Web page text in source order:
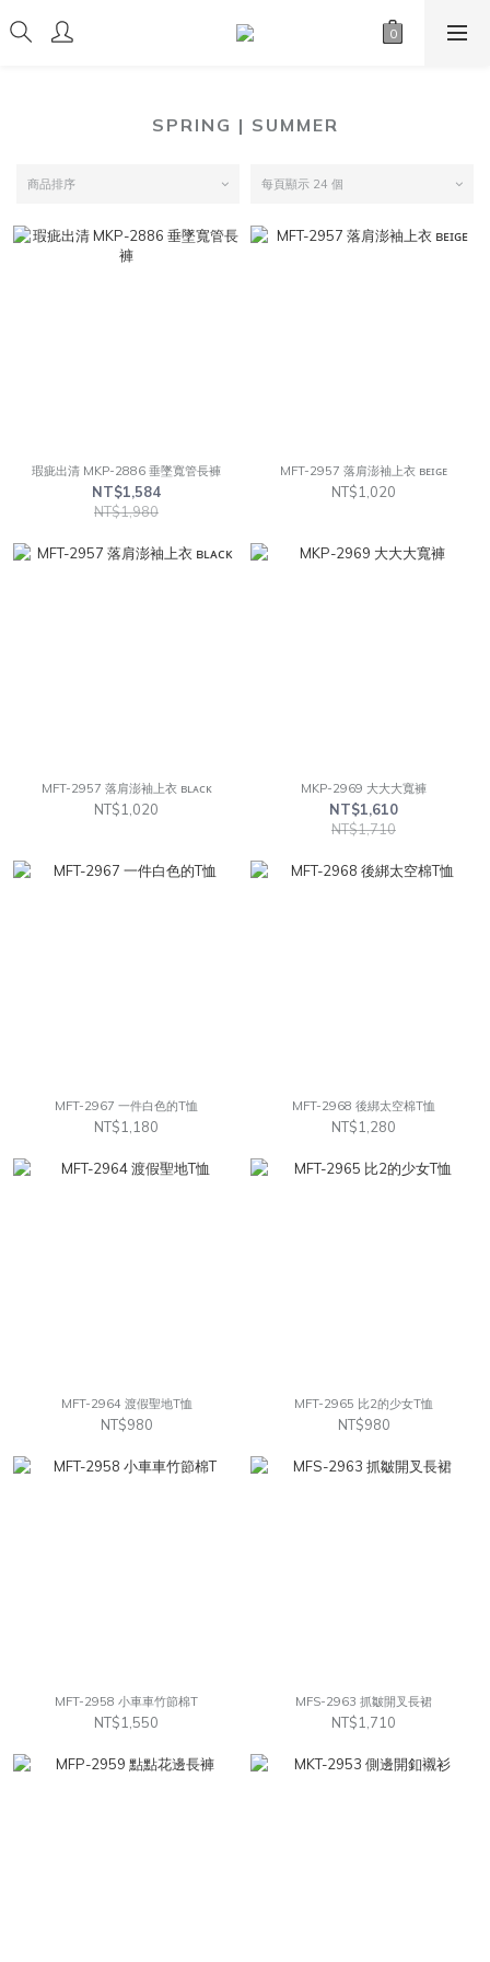
SPRING | SUMMER
商品排序 每頁顯示 24 個
瑕疵出清 MKP-2886 垂墜寬管長褲
NT$1,584
NT$1,980
MFT-2957 落肩澎袖上衣 ʙᴇɪɢᴇ
NT$1,020
MFT-2957 落肩澎袖上衣 ʙʟᴀᴄᴋ
NT$1,020
MKP-2969 大大大寬褲
NT$1,610
NT$1,710
MFT-2967 一件白色的T恤
NT$1,180
MFT-2968 後綁太空棉T恤
NT$1,280
MFT-2964 渡假聖地T恤
NT$980
MFT-2965 比2的少女T恤
NT$980
MFT-2958 小車車竹節棉T
NT$1,550
MFS-2963 抓皺開叉長裙
NT$1,710